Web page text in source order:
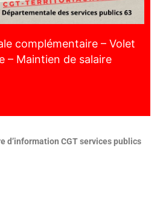
complémentaire – Volet
– Maintien de salaire
d’information CGT services publics